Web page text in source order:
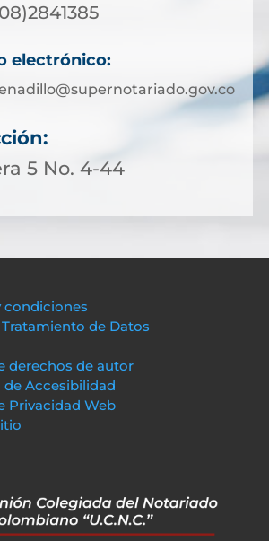
electrónico:
5 No. 4-44
condiciones
Tratamiento de Datos
derechos de autor
de Accesibilidad
Privacidad Web